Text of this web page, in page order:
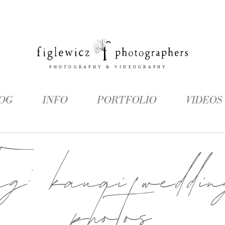
INFO PORTFOLIO VIDEOS
kauai